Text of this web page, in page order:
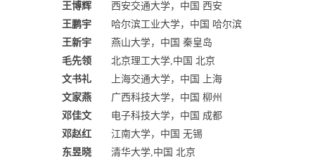
王博辉 西安交通大学，中国 西安
王鹏宇 哈尔滨工业大学，中国 哈尔滨
王新宇 燕山大学，中国 秦皇岛
毛先领 北京理工大学,中国 北京
文书礼 上海交通大学，中国 上海
文家燕 广西科技大学，中国 柳州
邓佳文 电子科技大学，中国 成都
邓赵红 江南大学，中国 无锡
东昱晓 清华大学,中国 北京